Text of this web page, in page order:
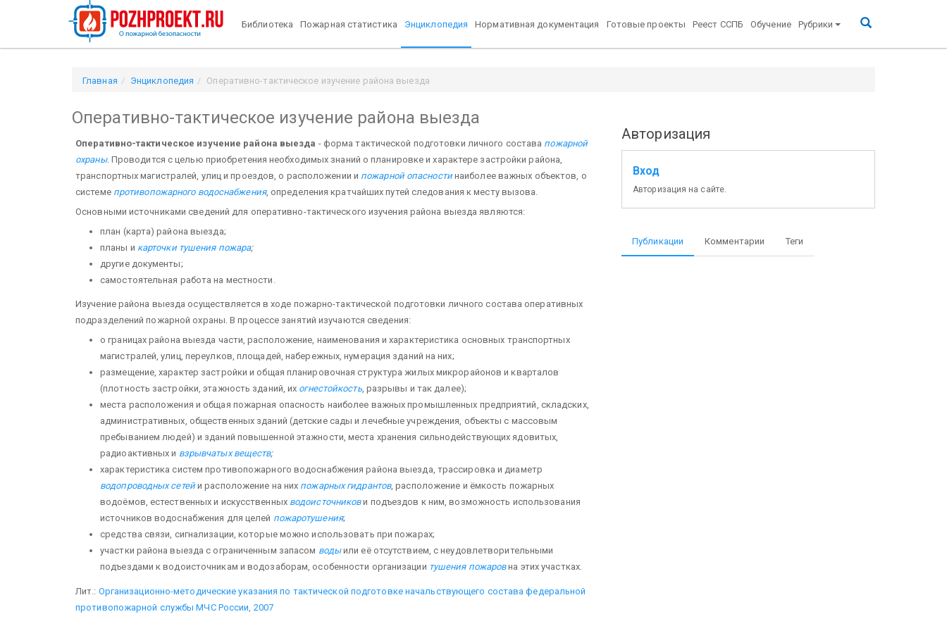
Библиотека Пожарная статистика Энциклопедия Нормативная документация Готовые проекты Реест ССПБ Обучение Рубрики
Главная Энциклопедия Оперативно-тактическое изучение района выезда
Оперативно-тактическое изучение района выезда
Оперативно-тактическое изучение района выезда - форма тактической под­готовки личного состава пожарной
охраны. Проводится с целью приобретения необходимых знаний о планировке и характере застройки района,
транспортных магистралей, улиц и проездов, о расположении и пожарной опасностинаиболее важных объектов, о
системе противопожарного водоснабжения, опре­деления кратчайших путей следования к месту вызова.
Основными источниками сведений для оперативно-тактического изучения района выезда яв­ляются:
план (карта) района выезда;
планы и карточки тушения пожара;
другие документы;
самостоятель­ная работа на местности.
Изучение района выезда осуществляется в ходе пожарно-тактической подготовки личного состава оперативных
подразделений пожарной охраны. В процессе занятий изучаются сведе­ния:
о границах района выезда части, расположение, наименования и характеристика основных транспортных
магист­ралей, улиц, переулков, площадей, набережных, нумерация зданий на них;
размещение, характер за­стройки и общая планировочная структура жилых микрорайонов и кварталов
(плотность застройки, этажность зданий, их огнестойкость, разрывы и так далее);
места расположения и общая пожарная опас­ность наиболее важных промышленных предприятий, складских,
административных, общественных зданий (детские сады и ле­чебные учреждения, объекты с массовым
пребыванием людей) и зданий повышенной этажности, места хранения сильнодействующих ядовитых,
радиоактивных и взрывчатых веществ;
характеристика сис­тем противопожарного водоснабжения района выезда, трассировка и диаметр
водопроводных сетейи расположение на них пожарных гидрантов, расположение и ёмкость пожарных
водоёмов, естественных и искусственных водоисточникови подъездов к ним, возможность использования
источников водо­снабжения для целей пожаротушения;
средства связи, сигнализации, которые можно использовать при пожарах;
участки района выезда с ограниченным запасом водыили её отсутствием, с не­удовлетворительными
подъездами к водоисточникам и водозаборам, особенности организации туше­ния пожаровна этих участках.
Лит.: Организационно-методические указания по тактической подготовке начальствующего состава федеральной
противопожарной службы МЧС России, 2007
Авторизация
Вход
Авторизация на сайте.
Публикации Комментарии Теги